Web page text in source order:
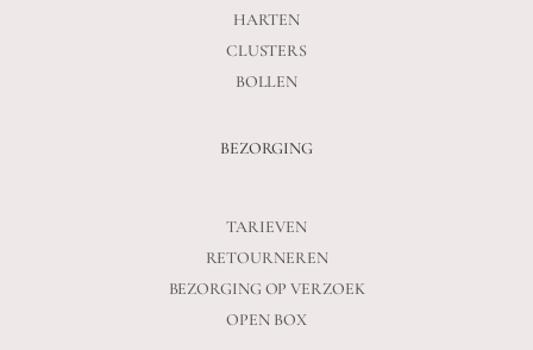
HARTEN
CLUSTERS
BOLLEN
BEZORGING
TARIEVEN
RETOURNEREN
BEZORGING OP VERZOEK
OPEN BOX